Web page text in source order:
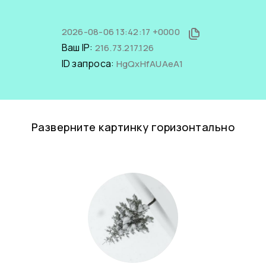
2026-08-06 13:42:17 +0000
Ваш IP: 216.73.217.126
ID запроса: HgQxHfAUAeA1
Разверните картинку горизонтально